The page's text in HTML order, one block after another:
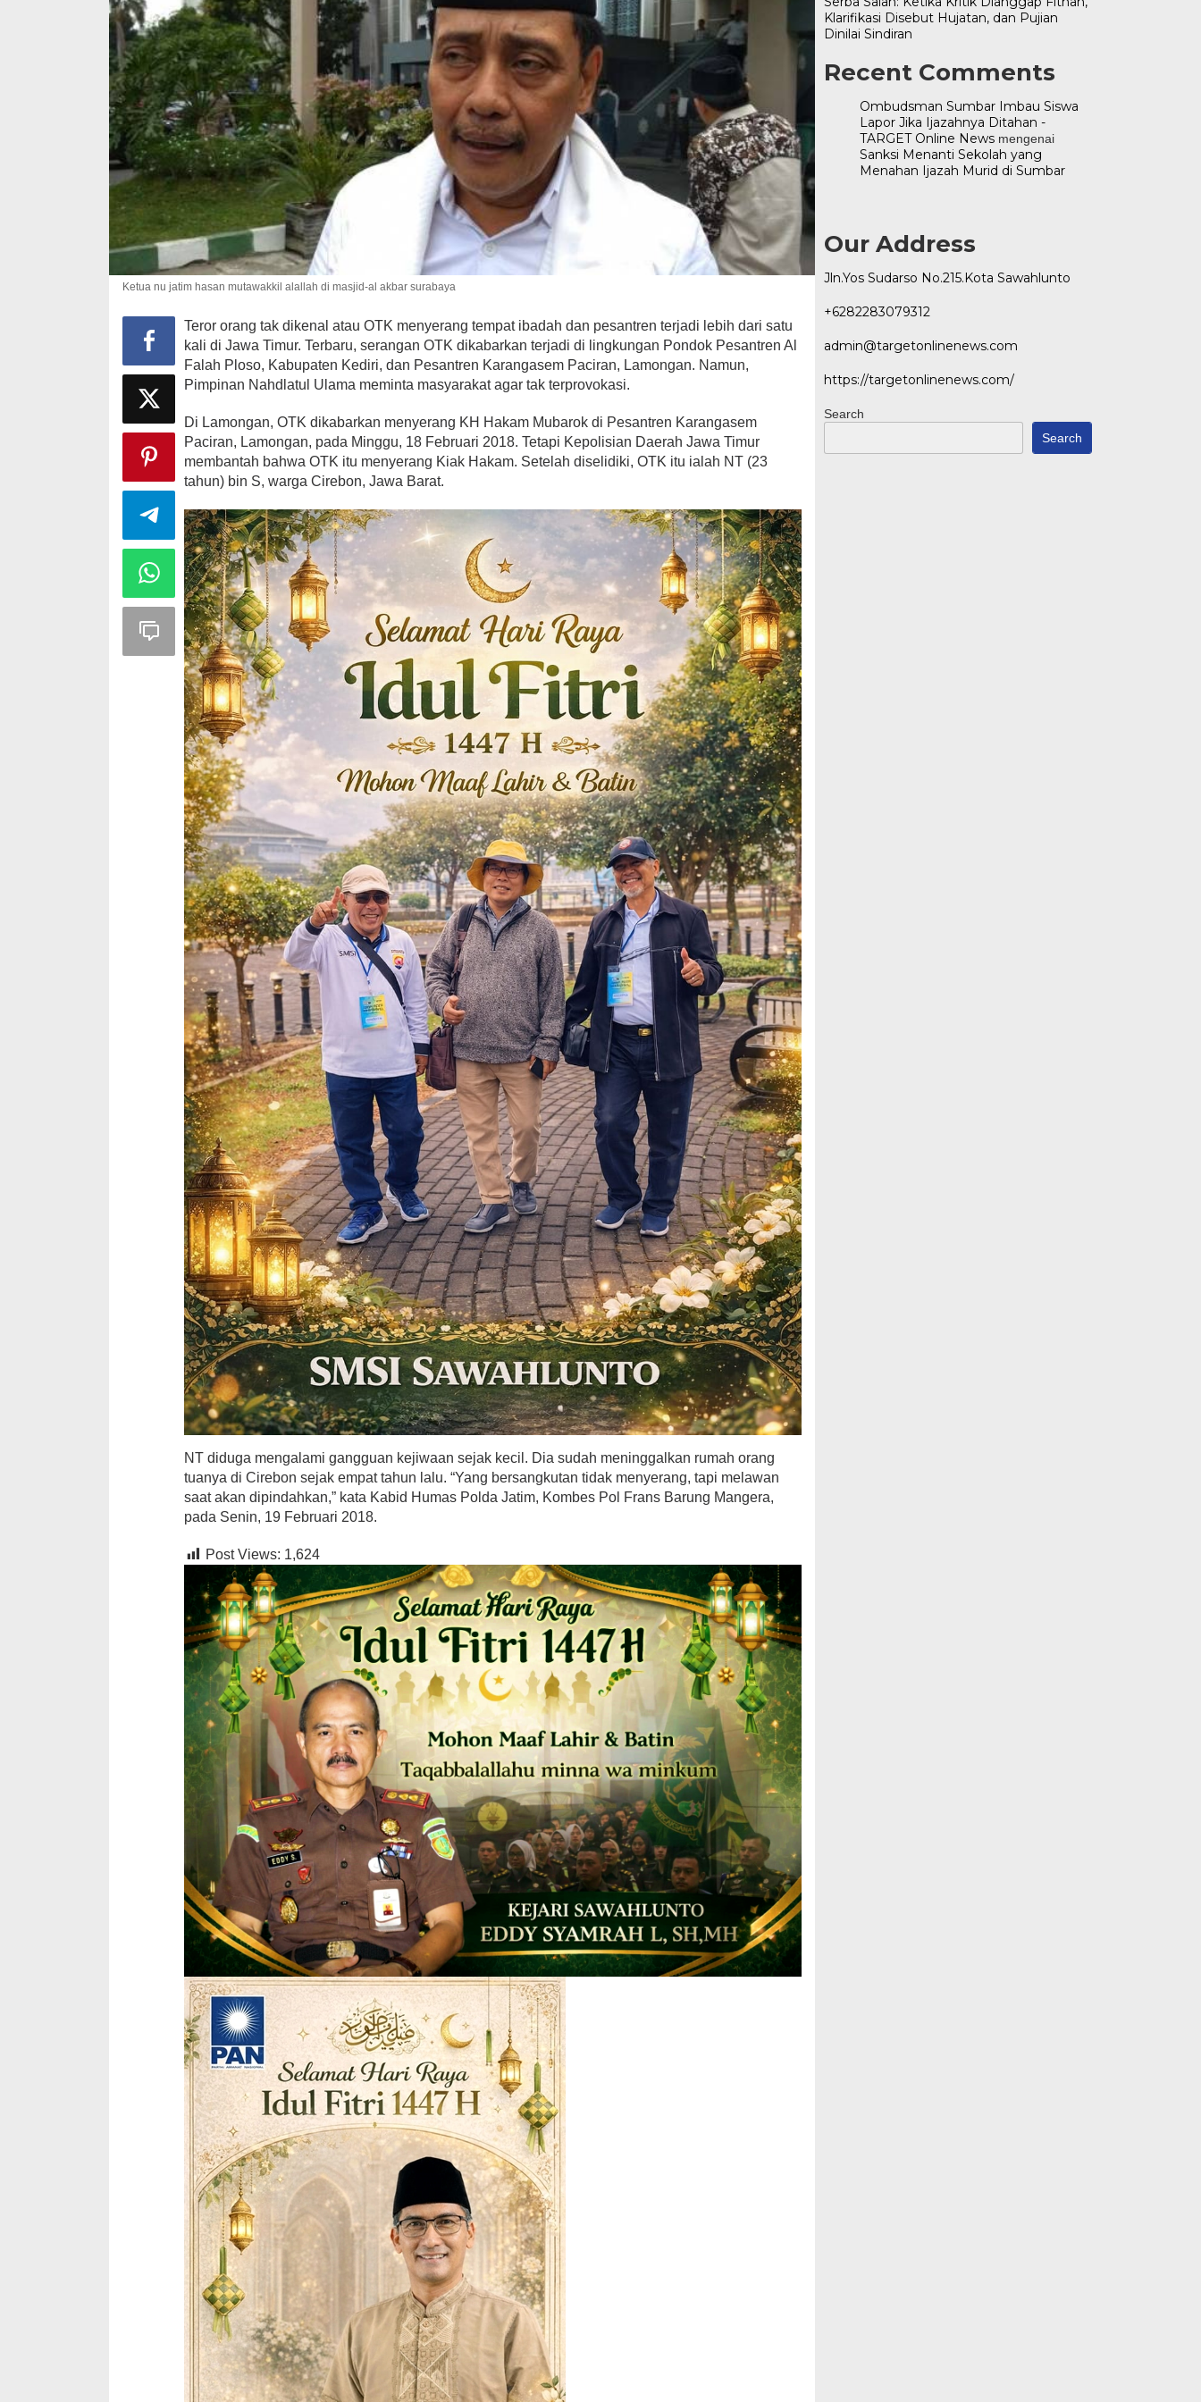
Ketua nu jatim hasan mutawakkil alallah di masjid-al akbar surabaya
Teror orang tak dikenal atau OTK menyerang tempat ibadah dan pesantren terjadi lebih dari satu
kali di Jawa Timur. Terbaru, serangan OTK dikabarkan terjadi di lingkungan Pondok Pesantren Al
Falah Ploso, Kabupaten Kediri, dan Pesantren Karangasem Paciran, Lamongan. Namun,
Pimpinan Nahdlatul Ulama meminta masyarakat agar tak terprovokasi.
Di Lamongan, OTK dikabarkan menyerang KH Hakam Mubarok di Pesantren Karangasem
Paciran, Lamongan, pada Minggu, 18 Februari 2018. Tetapi Kepolisian Daerah Jawa Timur
membantah bahwa OTK itu menyerang Kiak Hakam. Setelah diselidiki, OTK itu ialah NT (23
tahun) bin S, warga Cirebon, Jawa Barat.
NT diduga mengalami gangguan kejiwaan sejak kecil. Dia sudah meninggalkan rumah orang
tuanya di Cirebon sejak empat tahun lalu. “Yang bersangkutan tidak menyerang, tapi melawan
saat akan dipindahkan,” kata Kabid Humas Polda Jatim, Kombes Pol Frans Barung Mangera,
pada Senin, 19 Februari 2018.
Post Views: 1,624
Klarifikasi Disebut Hujatan, dan Pujian
Dinilai Sindiran
Recent Comments
Ombudsman Sumbar Imbau Siswa
Lapor Jika Ijazahnya Ditahan -
TARGET Online Newsmengenai
Sanksi Menanti Sekolah yang
Menahan Ijazah Murid di Sumbar
Our Address
Jln.Yos Sudarso No.215.Kota Sawahlunto
+6282283079312
admin@targetonlinenews.com
https://targetonlinenews.com/
Search
Search